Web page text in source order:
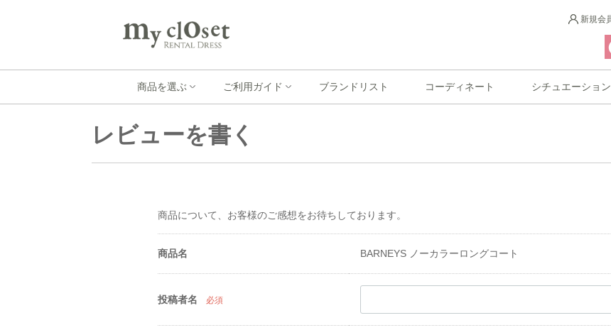
新規会
商品を選ぶ ご利用ガイド ブランドリスト コーディネート シチュエーション
レビューを書く
商品について、お客様のご感想をお待ちしております。
商品名 BARNEYS ノーカラーロングコート
投稿者名 必須